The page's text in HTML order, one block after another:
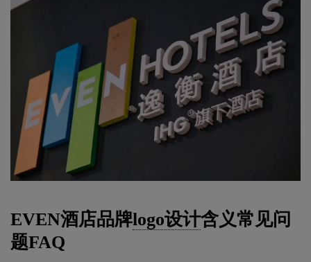
EVEN酒店品牌logo设计含义常见问
题FAQ